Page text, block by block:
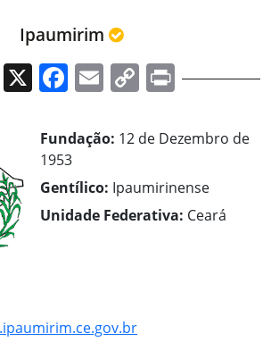
Ipaumirim
WhatsApp
X Facebook
EmailCopyPrint
Fundação: 12 de Dezembro de
1953
Gentílico: Ipaumirinense
Unidade Federativa: Ceará